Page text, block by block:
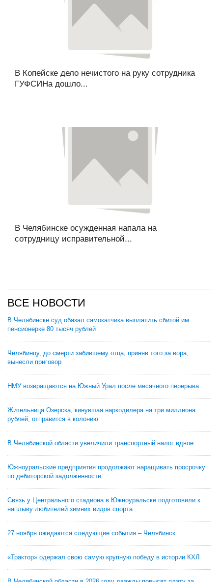
В Копейске дело нечистого на руку сотрудника
ГУФСИНа дошло...
В Челябинске осужденная напала на
сотрудницу исправительной...
ВСЕ НОВОСТИ
В Челябинске суд обязал самокатчика выплатить сбитой им
пенсионерке 80 тысяч рублей
Челябинцу, до смерти забившему отца, приняв того за вора,
вынесли приговор
НМУ возвращаются на Южный Урал после месячного перерыва
Жительница Озерска, кинувшая наркодилера на три миллиона
рублей, отправится в колонию
В Челябинской области увеличили транспортный налог вдвое
Южноуральские предприятия продолжают наращивать просрочку
по дебиторской задолженности
Связь у Центрального стадиона в Южноуральске подготовили к
наплыву любителей зимних видов спорта
27 ноября ожидаются следующие события – Челябинск
«Трактор» одержал свою самую крупную победу в истории КХЛ